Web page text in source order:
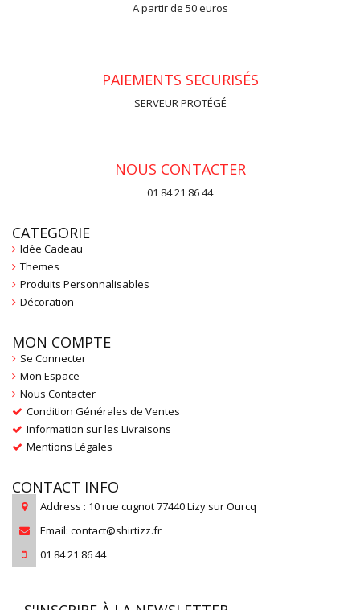
A partir de 50 euros
PAIEMENTS SECURISÉS
SERVEUR PROTÉGÉ
NOUS CONTACTER
01 84 21 86 44
CATEGORIE
Idée Cadeau
Themes
Produits Personnalisables
Décoration
MON COMPTE
Se Connecter
Mon Espace
Nous Contacter
Condition Générales de Ventes
Information sur les Livraisons
Mentions Légales
CONTACT INFO
Address : 10 rue cugnot 77440 Lizy sur Ourcq
Email: contact@shirtizz.fr
01 84 21 86 44